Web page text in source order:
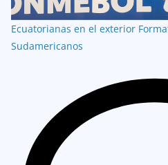
Ecuatorianas en el exterior
Sudamericanos